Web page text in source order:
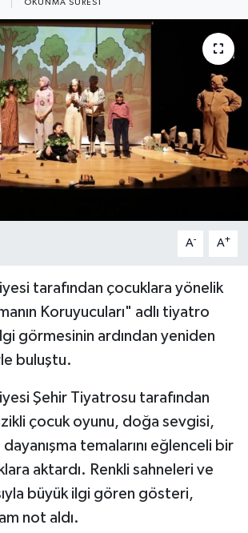
OKUNMA SÜRESI
A- A+
tarafından çocuklara yönelik
Koruyucuları" adlı tiyatro
görmesinin ardından yeniden
buluştu.
Şehir Tiyatrosu tarafından
çocuk oyunu, doğa sevgisi,
temalarını eğlenceli bir
aktardı. Renkli sahneleri ve
büyük ilgi gören gösteri,
not aldı.